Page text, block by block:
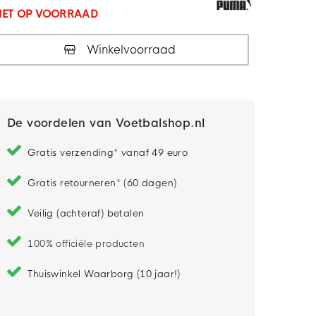
OP VOORRAAD
Winkelvoorraad
De voordelen van Voetbalshop.nl
Gratis verzending* vanaf 49 euro
Gratis retourneren* (60 dagen)
Veilig (achteraf) betalen
100% officiële producten
Thuiswinkel Waarborg (10 jaar!)